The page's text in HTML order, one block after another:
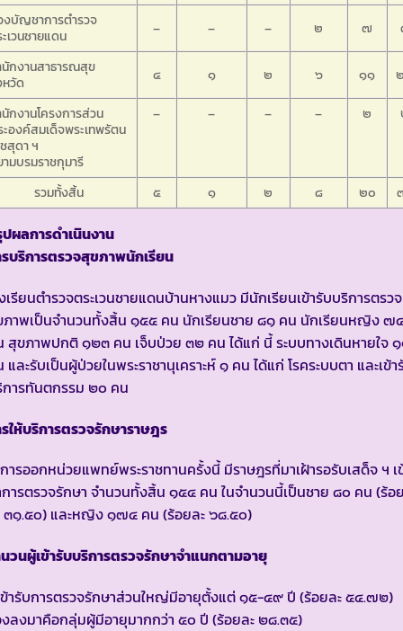
บัญชาการตำรวจ
เวนชายแดน
– – – ๒ ๗
กงานสาธารณสุข
วัด
๔ ๑ ๒ ๖ ๑๑
กงานโครงการส่วน
องค์สมเด็จพระเทพรัตน
สุดา ฯ
มบรมราชกุมารี
– – – – ๒
รวมทั้งสิ้น ๕ ๑ ๒ ๘ ๒๐
ผลการดำเนินงาน
บริการตรวจสุขภาพนักเรียน
เรียนตำรวจตระเวนชายแดนบ้านหางแมว มีนักเรียนเข้ารับบริการตรวจ
าพเป็นจำนวนทั้งสิ้น ๑๕๕ คน นักเรียนชาย ๘๑ คน นักเรียนหญิง ๗
สุขภาพปกติ ๑๒๓ คน เจ็บป่วย ๓๒ คน ได้แก่ นี้ ระบบทางเดินหายใจ
และรับเป็นผู้ป่วยในพระราชานุเคราะห์ ๑ คน ได้แก่ โรคระบบตา และเข้า
ารทันตกรรม ๒๐ คน
ให้บริการตรวจรักษาราษฎร
ารออกหน่วยแพทย์พระราชทานครั้งนี้ มีราษฎรที่มาเฝ้ารอรับเสด็จ ฯ เ
ารตรวจรักษา จำนวนทั้งสิ้น ๑๕๔ คน ในจำนวนนี้เป็นชาย ๘๐ คน (ร้อ
๓๑.๕๐) และหญิง ๑๗๔ คน (ร้อยละ ๖๘.๕๐)
วนผู้เข้ารับบริการตรวจรักษาจำแนกตามอายุ
ารับการตรวจรักษาส่วนใหญ่มีอายุตั้งแต่ ๑๕-๔๙ ปี (ร้อยละ ๕๔.๗๒)
ลงมาคือกลุ่มผู้มีอายุมากกว่า ๕๐ ปี (ร้อยละ ๒๘.๓๕)